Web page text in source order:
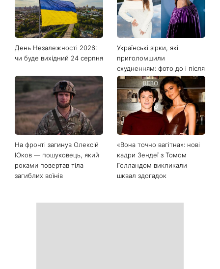
День Незалежності 2026:
чи буде вихідний 24 серпня
Українські зірки, які
приголомшили
схудненням: фото до і після
На фронті загинув Олексій
Юков — пошуковець, який
роками повертав тіла
загиблих воїнів
«Вона точно вагітна»: нові
кадри Зендеї з Томом
Голландом викликали
шквал здогадок